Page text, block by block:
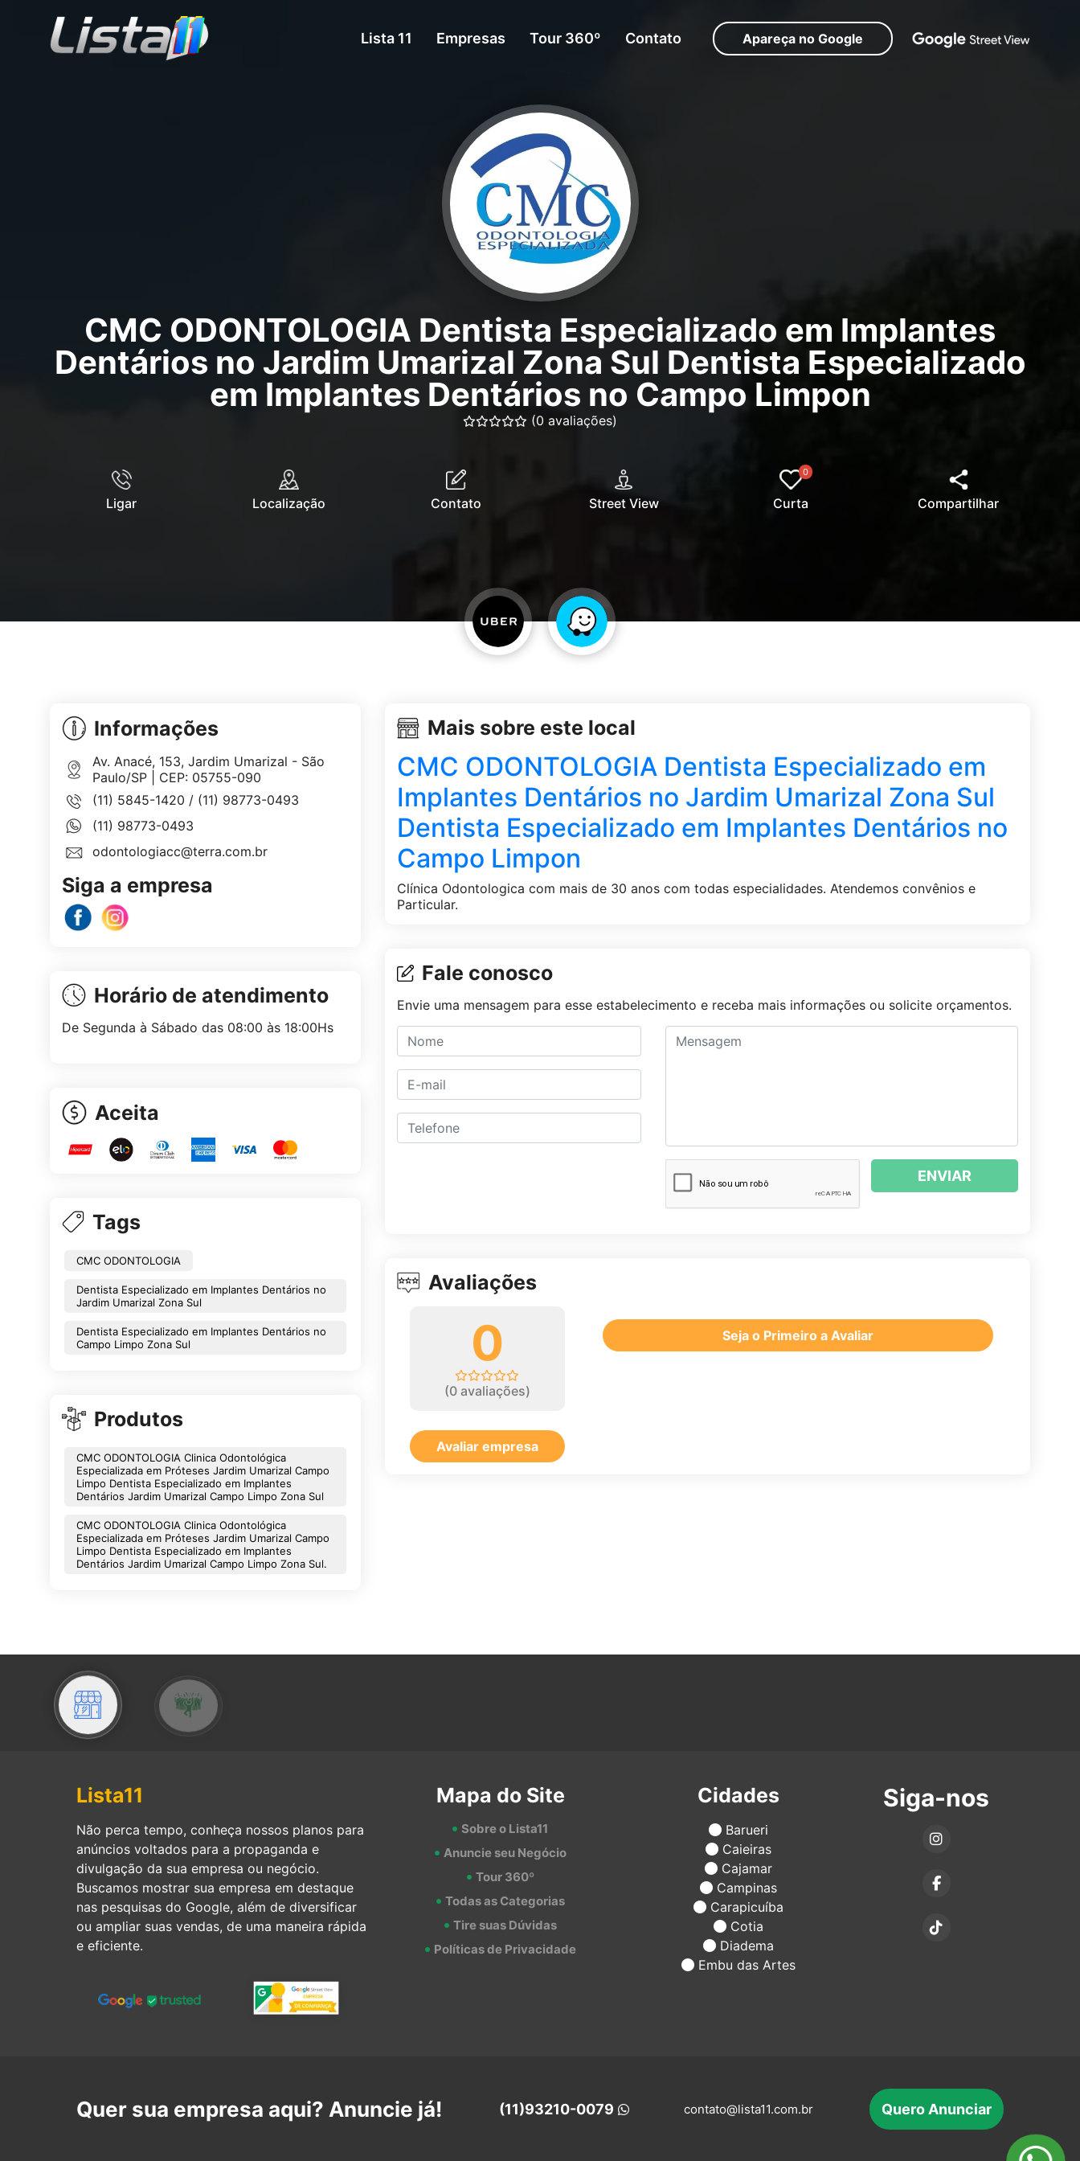
Lista 11 Empresas Tour 360º Contato Apareça no Google
CMC ODONTOLOGIA Dentista Especializado em Implantes
Dentários no Jardim Umarizal Zona Sul Dentista Especializado
em Implantes Dentários no Campo Limpon
(0 avaliações)
Ligar Localização Contato Street View
0
Curta Compartilhar
Informações
Av. Anacé, 153, Jardim Umarizal - São
Paulo/SP | CEP: 05755-090
(11) 5845-1420 / (11) 98773-0493
(11) 98773-0493
odontologiacc@terra.com.br
Siga a empresa
Horário de atendimento
De Segunda à Sábado das 08:00 às 18:00Hs
Aceita
Tags
CMC ODONTOLOGIA
Dentista Especializado em Implantes Dentários no
Jardim Umarizal Zona Sul
Dentista Especializado em Implantes Dentários no
Campo Limpo Zona Sul
Produtos
CMC ODONTOLOGIA Clinica Odontológica
Especializada em Próteses Jardim Umarizal Campo
Limpo Dentista Especializado em Implantes
Dentários Jardim Umarizal Campo Limpo Zona Sul
CMC ODONTOLOGIA Clinica Odontológica
Especializada em Próteses Jardim Umarizal Campo
Limpo Dentista Especializado em Implantes
Dentários Jardim Umarizal Campo Limpo Zona Sul.
Mais sobre este local
CMC ODONTOLOGIA Dentista Especializado em
Implantes Dentários no Jardim Umarizal Zona Sul
Dentista Especializado em Implantes Dentários no
Campo Limpon
Clínica Odontologica com mais de 30 anos com todas especialidades. Atendemos convênios e
Particular.
Fale conosco
Envie uma mensagem para esse estabelecimento e receba mais informações ou solicite orçamentos.
ENVIAR
Avaliações
0
(0avaliações)
Avaliar empresa
Seja o Primeiro a Avaliar
Lista11
Não perca tempo, conheça nossos planos para
anúncios voltados para a propaganda e
divulgação da sua empresa ou negócio.
Buscamos mostrar sua empresa em destaque
nas pesquisas do Google, além de diversificar
ou ampliar suas vendas, de uma maneira rápida
e eficiente.
Mapa do Site
Sobre o Lista11
Anuncie seu Negócio
Tour 360º
Todas as Categorias
Tire suas Dúvidas
Políticas de Privacidade
Cidades
Barueri
Caieiras
Cajamar
Campinas
Carapicuíba
Cotia
Diadema
Embu das Artes
Siga-nos
Quer sua empresa aqui? Anuncie já! (11)93210-0079 contato@lista11.com.br Quero Anunciar